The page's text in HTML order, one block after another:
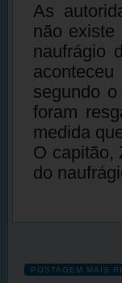
As
não existe
naufrágio
segundo
foram
medida
O capitão,
do
POSTAGEM MAIS